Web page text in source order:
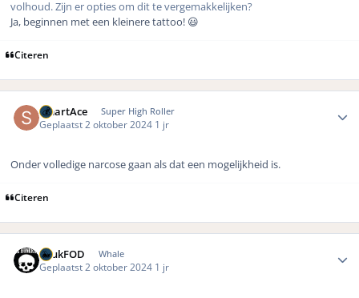
volhoud. Zijn er opties om dit te vergemakkelijken?
Ja, beginnen met een kleinere tattoo! 😃
Citeren
SmartAce Super High Roller
Geplaatst 2 oktober 2024 1 jr
Onder volledige narcose gaan als dat een mogelijkheid is.
Citeren
LuukFOD Whale
Geplaatst 2 oktober 2024 1 jr